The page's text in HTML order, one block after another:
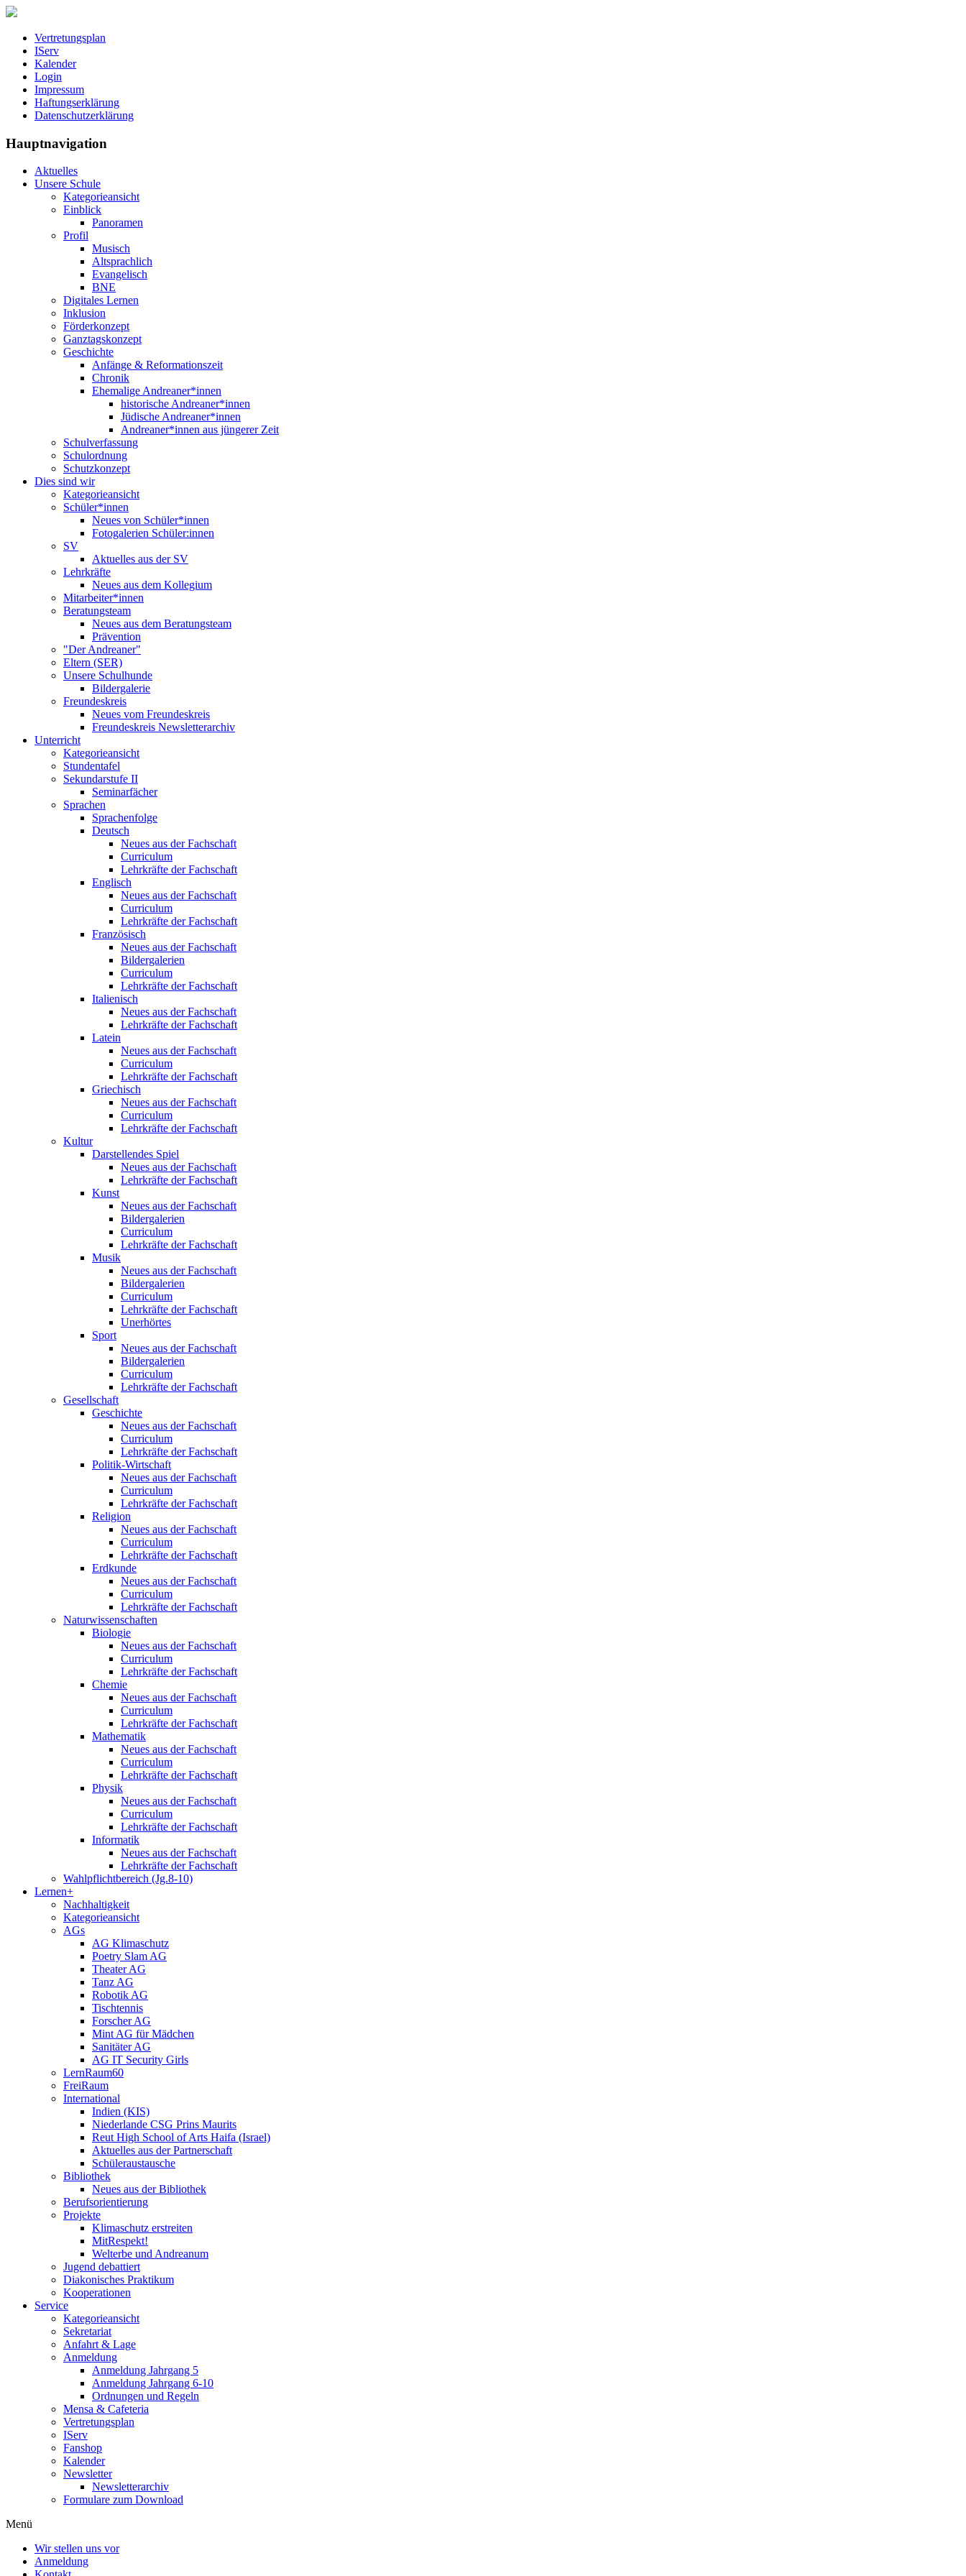
Vertretungsplan
IServ
Kalender
Login
Impressum
Haftungserklärung
Datenschutzerklärung
Hauptnavigation
Aktuelles
Unsere Schule
Kategorieansicht
Einblick
Panoramen
Profil
Musisch
Altsprachlich
Evangelisch
BNE
Digitales Lernen
Inklusion
Förderkonzept
Ganztagskonzept
Geschichte
Anfänge & Reformationszeit
Chronik
Ehemalige Andreaner*innen
historische Andreaner*innen
Jüdische Andreaner*innen
Andreaner*innen aus jüngerer Zeit
Schulverfassung
Schulordnung
Schutzkonzept
Dies sind wir
Kategorieansicht
Schüler*innen
Neues von Schüler*innen
Fotogalerien Schüler:innen
SV
Aktuelles aus der SV
Lehrkräfte
Neues aus dem Kollegium
Mitarbeiter*innen
Beratungsteam
Neues aus dem Beratungsteam
Prävention
"Der Andreaner"
Eltern (SER)
Unsere Schulhunde
Bildergalerie
Freundeskreis
Neues vom Freundeskreis
Freundeskreis Newsletterarchiv
Unterricht
Kategorieansicht
Stundentafel
Sekundarstufe II
Seminarfächer
Sprachen
Sprachenfolge
Deutsch
Neues aus der Fachschaft
Curriculum
Lehrkräfte der Fachschaft
Englisch
Neues aus der Fachschaft
Curriculum
Lehrkräfte der Fachschaft
Französisch
Neues aus der Fachschaft
Bildergalerien
Curriculum
Lehrkräfte der Fachschaft
Italienisch
Neues aus der Fachschaft
Lehrkräfte der Fachschaft
Latein
Neues aus der Fachschaft
Curriculum
Lehrkräfte der Fachschaft
Griechisch
Neues aus der Fachschaft
Curriculum
Lehrkräfte der Fachschaft
Kultur
Darstellendes Spiel
Neues aus der Fachschaft
Lehrkräfte der Fachschaft
Kunst
Neues aus der Fachschaft
Bildergalerien
Curriculum
Lehrkräfte der Fachschaft
Musik
Neues aus der Fachschaft
Bildergalerien
Curriculum
Lehrkräfte der Fachschaft
Unerhörtes
Sport
Neues aus der Fachschaft
Bildergalerien
Curriculum
Lehrkräfte der Fachschaft
Gesellschaft
Geschichte
Neues aus der Fachschaft
Curriculum
Lehrkräfte der Fachschaft
Politik-Wirtschaft
Neues aus der Fachschaft
Curriculum
Lehrkräfte der Fachschaft
Religion
Neues aus der Fachschaft
Curriculum
Lehrkräfte der Fachschaft
Erdkunde
Neues aus der Fachschaft
Curriculum
Lehrkräfte der Fachschaft
Naturwissenschaften
Biologie
Neues aus der Fachschaft
Curriculum
Lehrkräfte der Fachschaft
Chemie
Neues aus der Fachschaft
Curriculum
Lehrkräfte der Fachschaft
Mathematik
Neues aus der Fachschaft
Curriculum
Lehrkräfte der Fachschaft
Physik
Neues aus der Fachschaft
Curriculum
Lehrkräfte der Fachschaft
Informatik
Neues aus der Fachschaft
Lehrkräfte der Fachschaft
Wahlpflichtbereich (Jg.8-10)
Lernen+
Nachhaltigkeit
Kategorieansicht
AGs
AG Klimaschutz
Poetry Slam AG
Theater AG
Tanz AG
Robotik AG
Tischtennis
Forscher AG
Mint AG für Mädchen
Sanitäter AG
AG IT Security Girls
LernRaum60
FreiRaum
International
Indien (KIS)
Niederlande CSG Prins Maurits
Reut High School of Arts Haifa (Israel)
Aktuelles aus der Partnerschaft
Schüleraustausche
Bibliothek
Neues aus der Bibliothek
Berufsorientierung
Projekte
Klimaschutz erstreiten
MitRespekt!
Welterbe und Andreanum
Jugend debattiert
Diakonisches Praktikum
Kooperationen
Service
Kategorieansicht
Sekretariat
Anfahrt & Lage
Anmeldung
Anmeldung Jahrgang 5
Anmeldung Jahrgang 6-10
Ordnungen und Regeln
Mensa & Cafeteria
Vertretungsplan
IServ
Fanshop
Kalender
Newsletter
Newsletterarchiv
Formulare zum Download
Menü
Wir stellen uns vor
Anmeldung